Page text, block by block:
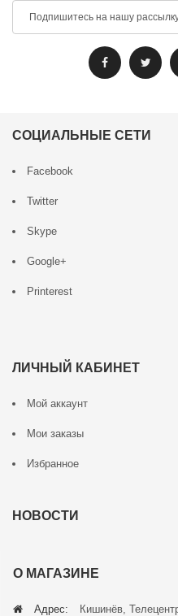
СОЦИАЛЬНЫЕ СЕТИ
Facebook
Twitter
Skype
Google+
Printerest
ЛИЧНЫЙ КАБИНЕТ
Мой аккаунт
Мои заказы
Избранное
НОВОСТИ
О МАГАЗИНЕ
Адрес: Кишинёв,